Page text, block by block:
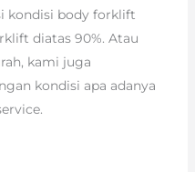
kondisi body forklift
diatas 90%. Atau
kami juga
kondisi apa adanya